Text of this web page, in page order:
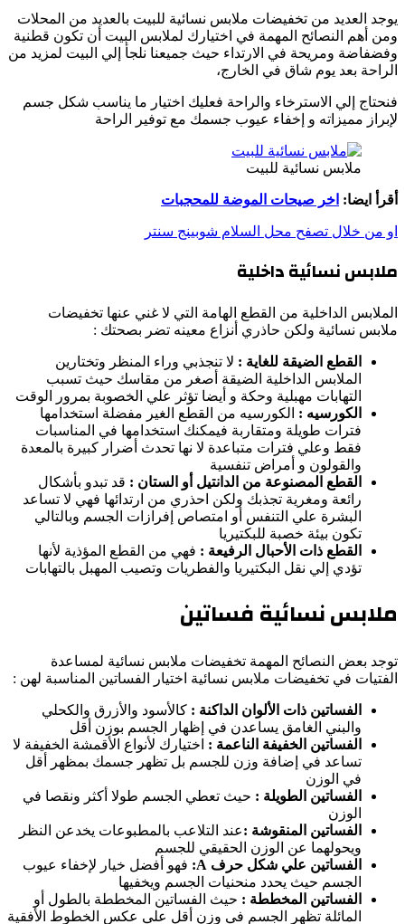
يوجد العديد من تخفيضات ملابس نسائية للبيت بالعديد من المحلات
ومن أهم النصائح المهمة في اختيارك لملابس البيت أن تكون قطنية
وفضفاضة ومريحة في الارتداء حيث جميعنا نلجأ إلي البيت لمزيد من
الراحة بعد يوم شاق في الخارج،
فنحتاج إلي الاسترخاء والراحة فعليك اختيار ما يناسب شكل جسم
لإبراز مميزاته و إخفاء عيوب جسمك مع توفير الراحة
ملابس نسائية للبيت
أقرأ ايضا: اخر صيحات الموضة للمحجبات
او من خلال تصفح محل السلام شوبينج سنتر
ملابس نسائية داخلية
الملابس الداخلية من القطع الهامة التي لا غني عنها تخفيضات
ملابس نسائية ولكن حاذري أنزاع معينه تضر بصحتك :
القطع الضيقة للغاية : لا تنجذبي وراء المنظر وتختارين
الملابس الداخلية الضيقة أصغر من مقاسك حيث تسبب
التهابات مهبلية وحكة و أيضا تؤثر علي الخصوبة بمرور الوقت
الكورسيه : الكورسيه من القطع الغير مفضلة استخدامها
فترات طويلة ومتقاربة فيمكنك استخدامها في المناسبات
فقط وعلي فترات متباعدة لا نها تحدث أضرار كبيرة بالمعدة
والقولون و أمراض تنفسية
القطع المصنوعة من الدانتيل أو الستان : قد تبدو بأشكال
رائعة ومغرية تجذبك ولكن احذري من ارتدائها فهي لا تساعد
البشرة علي التنفس أو امتصاص إفرازات الجسم وبالتالي
تكون بيئة خصبة للبكتيريا
القطع ذات الأحبال الرفيعة : فهي من القطع المؤذية لأنها
تؤدي إلي نقل البكتيريا والفطريات وتصيب المهبل بالتهابات
ملابس نسائية فساتين
توجد بعض النصائح المهمة تخفيضات ملابس نسائية لمساعدة
الفتيات في تخفيضات ملابس نسائية اختيار الفساتين المناسبة لهن :
الفساتين ذات الألوان الداكنة : كالأسود والأزرق والكحلي
والبني الغامق يساعدن في إظهار الجسم بوزن أقل
الفساتين الخفيفة الناعمة : اختيارك لأنواع الأقمشة الخفيفة لا
تساعد في إضافة وزن للجسم بل تظهر جسمك بمظهر أقل
في الوزن
الفساتين الطويلة : حيث تعطي الجسم طولا أكثر ونقصا في
الوزن
الفساتين المنقوشة :عند التلاعب بالمطبوعات يخدعن النظر
ويحولهما عن الوزن الحقيقي للجسم
الفساتين علي شكل حرف A
: فهو أفضل خيار لإخفاء عيوب
الجسم حيث يحدد منحنيات الجسم ويخفيها
الفساتين المخططة : حيث الفساتين المخططة بالطول أو
المائلة تظهر الجسم في وزن أقل علي عكس الخطوط الأفقية